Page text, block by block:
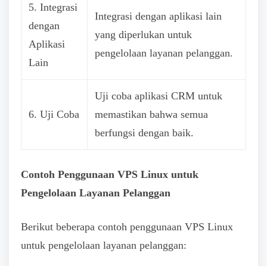
5. Integrasi
dengan
Aplikasi
Lain
Integrasi dengan aplikasi lain
yang diperlukan untuk
pengelolaan layanan pelanggan.
6. Uji Coba
Uji coba aplikasi CRM untuk
memastikan bahwa semua
berfungsi dengan baik.
Contoh Penggunaan VPS Linux untuk
Pengelolaan Layanan Pelanggan
Berikut beberapa contoh penggunaan VPS Linux
untuk pengelolaan layanan pelanggan: